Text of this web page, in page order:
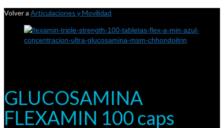
Volver a Articulaciones y Movilidad
GLUCOSAMINA
FLEXAMIN 100 caps